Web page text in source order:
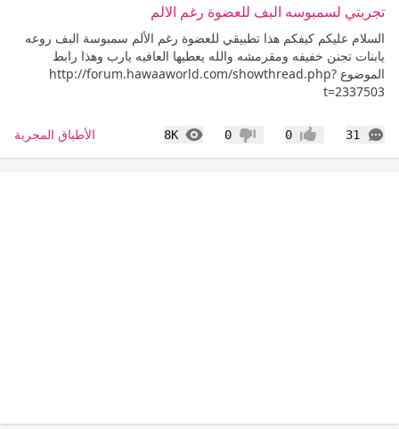
تجربتي لسمبوسه البف للعضوة رغم الالم
السلام عليكم كيفكم هذا تطبيقي للعضوة رغم الألم سمبوسة البف روعه
يابنات تجنن خفيفه ومقرمشه والله يعطيها العافيه يارب وهذا رابط
الموضوع http://forum.hawaaworld.com/showthread.php?
t=2337503
31
التعليقات إعجاب0 عدم إعجاب
0
8K
المشاهدات الأطباق المجربة